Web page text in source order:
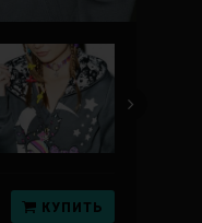
КУПИТЬ